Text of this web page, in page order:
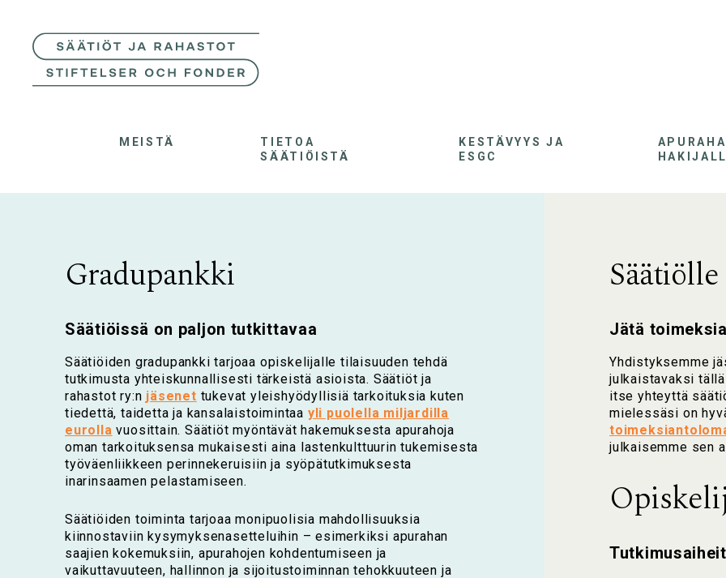
MEISTÄ
TIETOA
SÄÄTIÖISTÄ
KESTÄVYYS JA
ESGC
Gradupankki
Säätiöissä on paljon tutkittavaa
Säätiöiden gradupankki tarjoaa opiskelijalle tilaisuuden tehdä
tutkimusta yhteiskunnallisesti tärkeistä asioista. Säätiöt ja
rahastot ry:n jäsenet tukevat yleishyödyllisiä tarkoituksia kuten
tiedettä, taidetta ja kansalaistoimintaa yli puolella miljardilla
eurolla vuosittain. Säätiöt myöntävät hakemuksesta apurahoja
oman tarkoituksensa mukaisesti aina lastenkulttuurin tukemisesta
työväenliikkeen perinnekeruisiin ja syöpätutkimuksesta
inarinsaamen pelastamiseen.
Säätiöiden toiminta tarjoaa monipuolisia mahdollisuuksia
kiinnostaviin kysymyksenasetteluihin – esimerkiksi apurahan
saajien kokemuksiin, apurahojen kohdentumiseen ja
vaikuttavuuteen, hallinnon ja sijoitustoiminnan tehokkuuteen ja
Säätiölle
Jätä
Yhdistyksemme
julkaistavaksi
itse yhteyttä
mielessäsi on
julkaisemme sen